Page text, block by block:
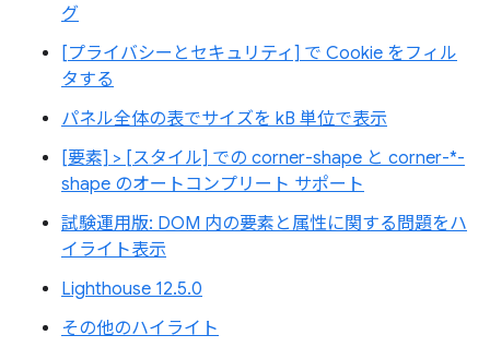
グ
[プライバシーとセキュリティ] で Cookie をフィル
タする
パネル全体の表でサイズを kB 単位で表示
[要素] > [スタイル] での corner-shape と corner-*-
shape のオートコンプリート サポート
試験運用版: DOM 内の要素と属性に関する問題をハ
イライト表示
Lighthouse 12.5.0
その他のハイライト